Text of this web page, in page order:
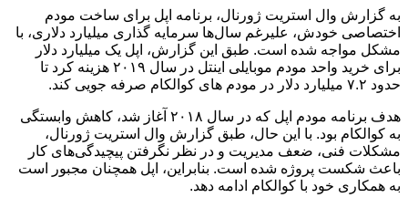
به گزارش وال استریت ژورنال، برنامه اپل برای ساخت مودم
اختصاصی خودش، علیرغم سال‌ها سرمایه گذاری میلیارد دلاری، با
مشکل مواجه شده است. طبق این گزارش، اپل یک میلیارد دلار
برای خرید واحد مودم موبایلی اینتل در سال ۲۰۱۹ هزینه کرد تا
حدود ۷.۲ میلیارد دلار در مودم های کوالکام صرفه جویی کند.
هدف برنامه مودم اپل که در سال ۲۰۱۸ آغاز شد، کاهش وابستگی
به کوالکام بود. با این حال، طبق گزارش وال استریت ژورنال،
مشکلات فنی، ضعف مدیریت و در نظر نگرفتن پیچیدگی‌های کار
باعث شکست پروژه شده است. بنابراین، اپل همچنان مجبور است
به همکاری خود با کوالکام ادامه دهد.